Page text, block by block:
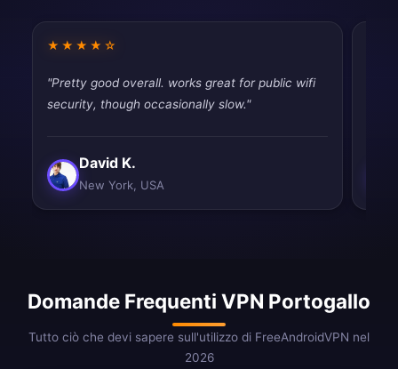
★★★★☆
"Pretty good overall. works great for public wifi
security, though occasionally slow."
David K.
New York, USA
Domande Frequenti VPN Portogallo
Tutto ciò che devi sapere sull'utilizzo di FreeAndroidVPN nel
2026